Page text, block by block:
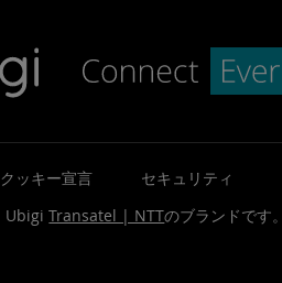
クッキー宣言 セキュリティ
UbigiTransatel | NTTのブランドです。